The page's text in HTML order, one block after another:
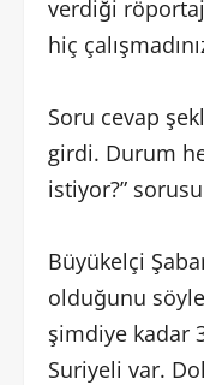
verdiği
hiç
Soru cevap
girdi. Durum
istiyor?”
Büyükelçi
olduğunu
şimdiye kadar
Suriyeli var.